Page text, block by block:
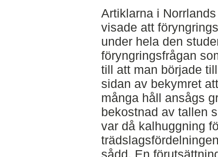
Artiklarna i
visade att
under hela den
föryngringsfrågan
till att man började
sidan av bekymret
många håll ansågs
bekostnad av tallen
var då kalhuggning
sådd. En